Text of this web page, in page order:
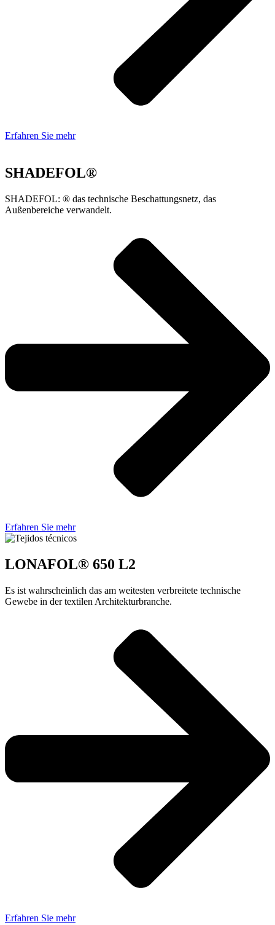
Erfahren Sie mehr
SHADEFOL®
SHADEFOL: ® das technische Beschattungsnetz, das
Außenbereiche verwandelt.
Erfahren Sie mehr
LONAFOL® 650 L2
Es ist wahrscheinlich das am weitesten verbreitete technische
Gewebe in der textilen Architekturbranche.
Erfahren Sie mehr